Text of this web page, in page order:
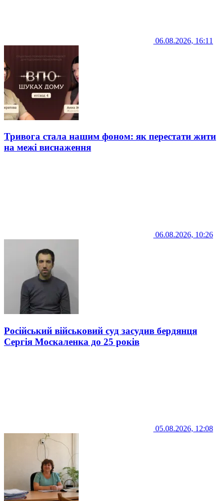
06.08.2026, 16:11
Тривога стала нашим фоном: як перестати жити
на межі виснаження
06.08.2026, 10:26
Російський військовий суд засудив бердянця
Сергія Москаленка до 25 років
05.08.2026, 12:08